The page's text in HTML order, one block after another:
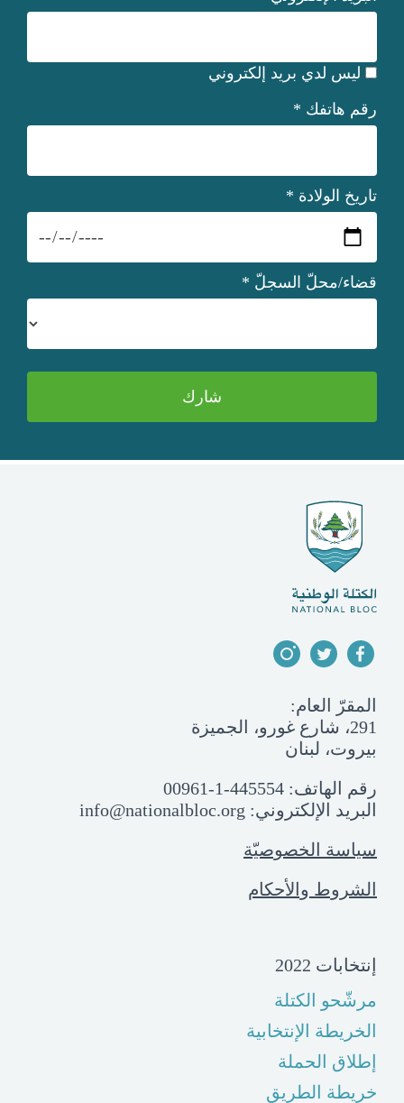
ليس لدي بريد إلكتروني
رقم هاتفك *
تاريخ الولادة *
قضاء/محلّ السجلّ *
المقرّ العام:
291، شارع غورو، الجميزة
بيروت، لبنان
رقم الهاتف: 00961-1-445554
البريد الإلكتروني: info@nationalbloc.org
سياسة الخصوصيّة
الشروط والأحكام
إنتخابات 2022
مرشّحو الكتلة
الخريطة الإنتخابية
إطلاق الحملة
خريطة الطريق